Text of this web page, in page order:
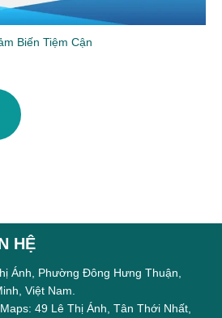
Biến Tiệm Cận
HỆ
Ánh, Phường Đông Hưng Thuận,
Việt Nam.
49 Lê Thị Ánh, Tân Thới Nhất,